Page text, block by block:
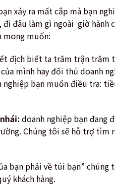
xảy ra mất cắp mà bạn
đâu làm gì ngoài giờ
mong muốn:
địch biết ta trăm trận trăm
mình hay đối thủ doanh
nghiệp bạn muốn điều tra:
doanh nghiệp bạn đang
Chúng tôi sẽ hỗ trợ
bạn phải về túi bạn”
khách hàng.